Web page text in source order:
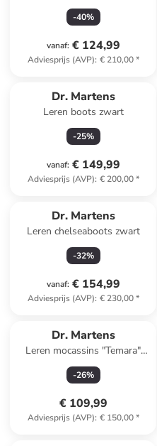
-40%
vanaf: € 124,99
Adviesprijs (AVP): € 210,00*
Dr. Martens
Leren boots zwart
-25%
vanaf: € 149,99
Adviesprijs (AVP): € 200,00*
Dr. Martens
Leren chelseaboots zwart
-32%
vanaf: € 154,99
Adviesprijs (AVP): € 230,00*
Dr. Martens
Leren mocassins "Temara"
bruin
-26%
€ 109,99
Adviesprijs (AVP): € 150,00*